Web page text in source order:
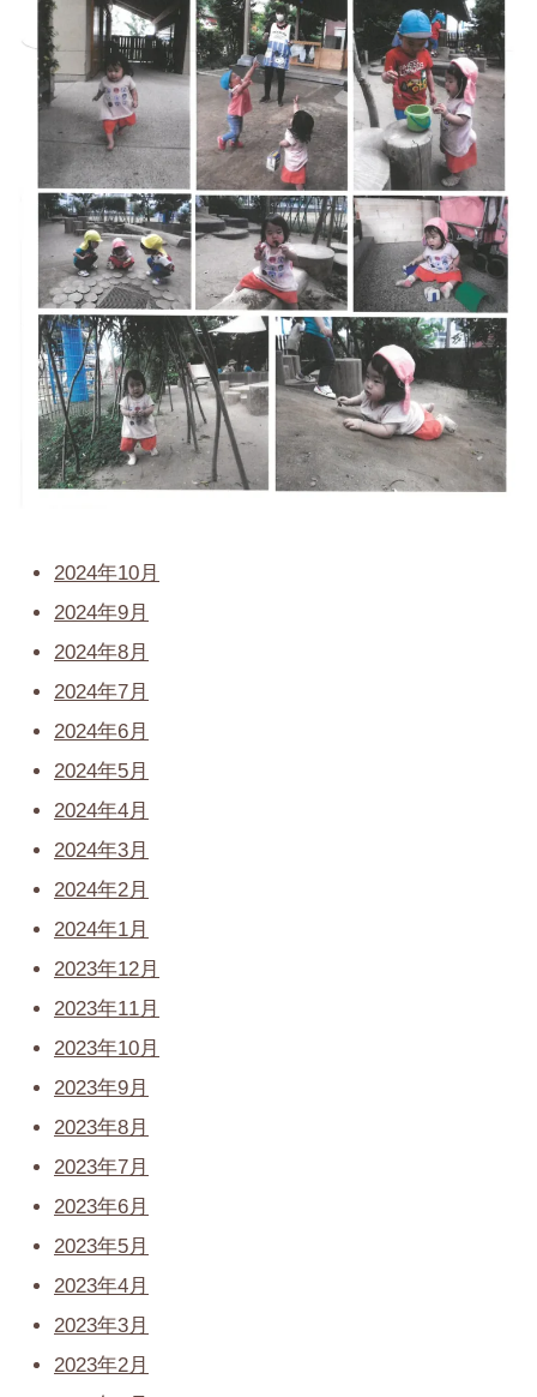
2024年10月
2024年9月
2024年8月
2024年7月
2024年6月
2024年5月
2024年4月
2024年3月
2024年2月
2024年1月
2023年12月
2023年11月
2023年10月
2023年9月
2023年8月
2023年7月
2023年6月
2023年5月
2023年4月
2023年3月
2023年2月